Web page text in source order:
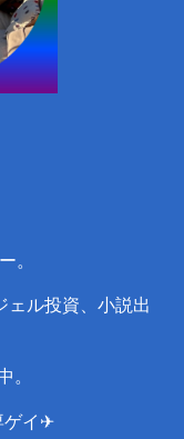
。
ェル投資、小説出
。
ゲイ✈︎